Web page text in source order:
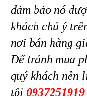
đảm bảo nó
khách chú ý
nơi bán hàng
Để tránh mua
quý khách nên
tôi0937251919